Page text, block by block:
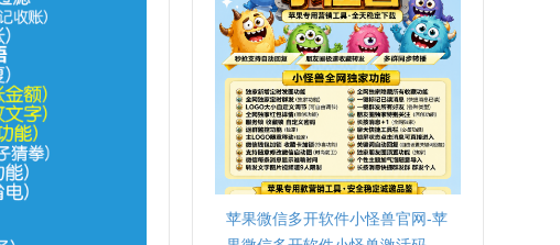
苹果微信多开软件小怪兽官网-苹